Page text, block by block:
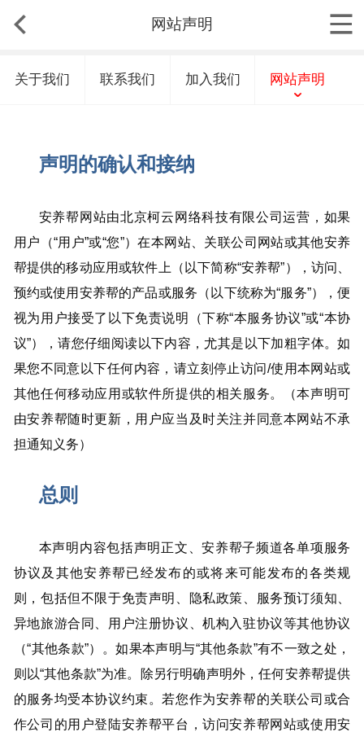
网站声明
关于我们 联系我们 加入我们 网站声明
声明的确认和接纳
安养帮网站由北京柯云网络科技有限公司运营，如果
用户（“用户”或“您”）在本网站、关联公司网站或其他安养
帮提供的移动应用或软件上（以下简称“安养帮”），访问、
预约或使用安养帮的产品或服务（以下统称为“服务”），便
视为用户接受了以下免责说明（下称“本服务协议”或“本协
议”），请您仔细阅读以下内容，尤其是以下加粗字体。如
果您不同意以下任何内容，请立刻停止访问/使用本网站或
其他任何移动应用或软件所提供的相关服务。（本声明可
由安养帮随时更新，用户应当及时关注并同意本网站不承
担通知义务）
总则
本声明内容包括声明正文、安养帮子频道各单项服务
协议及其他安养帮已经发布的或将来可能发布的各类规
则，包括但不限于免责声明、隐私政策、服务预订须知、
异地旅游合同、用户注册协议、机构入驻协议等其他协议
（“其他条款”）。如果本声明与“其他条款”有不一致之处，
则以“其他条款”为准。除另行明确声明外，任何安养帮提供
的服务均受本协议约束。若您作为安养帮的关联公司或合
作公司的用户登陆安养帮平台，访问安养帮网站或使用安